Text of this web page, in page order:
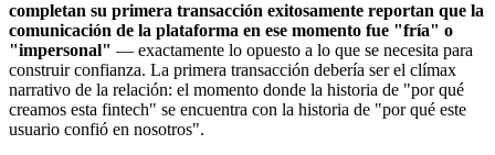
completan su primera transacción exitosamente reportan que la
comunicación de la plataforma en ese momento fue "fría" o
"impersonal" — exactamente lo opuesto a lo que se necesita para
construir confianza. La primera transacción debería ser el clímax
narrativo de la relación: el momento donde la historia de "por qué
creamos esta fintech" se encuentra con la historia de "por qué este
usuario confió en nosotros".